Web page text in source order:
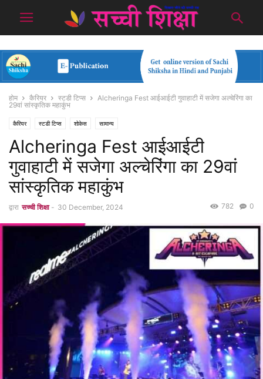
होम कैरियर स्टडी टिप्स
Alcheringa Fest आईआईटी गुवाहाटी में सजेगा अल्चेरिंगा का
29वां सांस्कृतिक महाकुंभ
कैरियर स्टडी टिप्स शोकेस सामान्य
Alcheringa Fest आईआईटी
गुवाहाटी में सजेगा अल्चेरिंगा का 29वां
सांस्कृतिक महाकुंभ
द्वारा सच्ची शिक्षा - 30 December, 2024 0
782